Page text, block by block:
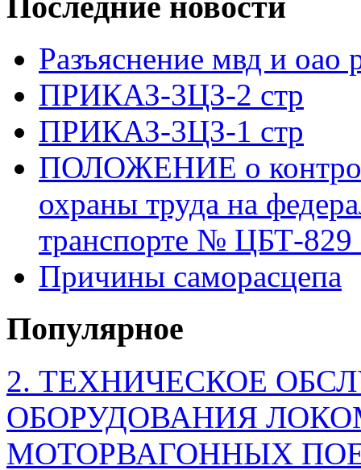
Разъяснение мвд и оао
ПРИКАЗ-3ЦЗ-2 стр
ПРИКАЗ-3ЦЗ-1 стр
ПОЛОЖЕНИЕ о
охраны труда на
транспорте № ЦБТ-829
Причины саморасцепа
Популярное
2. ТЕХНИЧЕСКОЕ
ОБОРУДОВАНИЯ
МОТОРВАГОННЫХ